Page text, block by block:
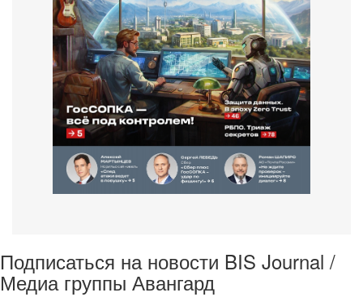
Подписаться на новости BIS Journal /
Медиа группы Авангард